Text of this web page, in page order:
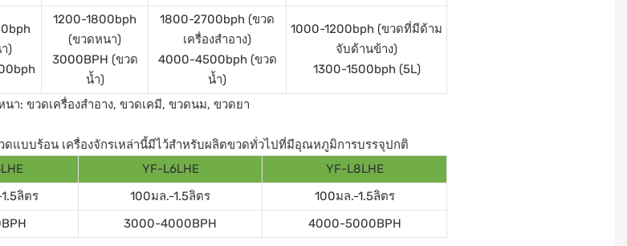
)
1200-1800bph
(ขวดหนา)
3000BPH (ขวด
น้ำ)
1800-2700bph (ขวด
เครื่องสำอาง)
4000-4500bph (ขวด
น้ำ)
1000-1200bph (ขวดที่มีด้าม
จับด้านข้าง)
1300-1500bph (5L)
า: ขวดเครื่องสำอาง, ขวดเคมี, ขวดนม, ขวดยา
แบบร้อน เครื่องจักรเหล่านี้มีไว้สำหรับผลิตขวดทั่วไปที่มีอุณหภูมิการบรรจุปกติ
YF-L6LHE
YF-L8LHE
ลิตร 100มล.-1.5ลิตร
100มล.-1.5ลิตร
3000-4000BPH 4000-5000BPH